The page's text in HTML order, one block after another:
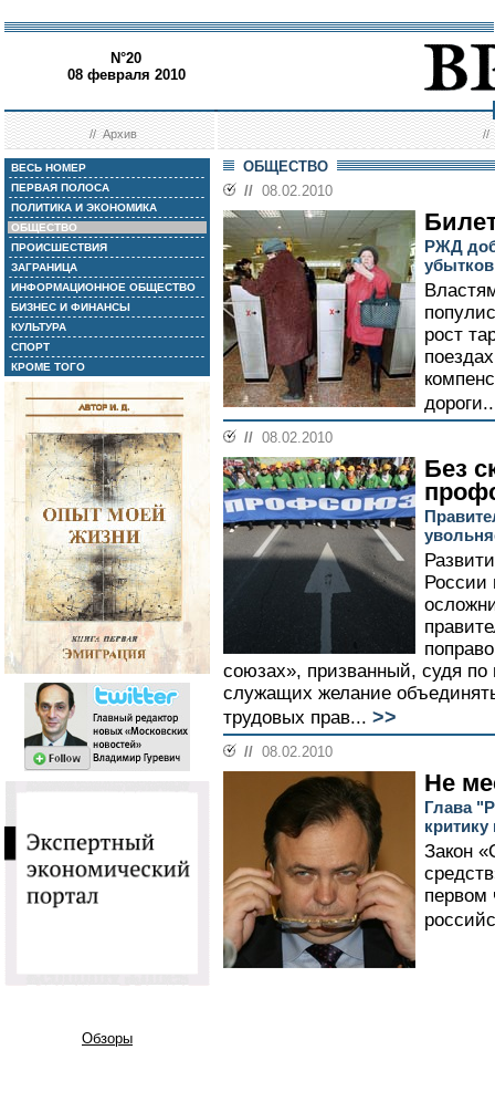
N°20
08 февраля 2010
//Архив //
ВЕСЬ НОМЕР
ПЕРВАЯ ПОЛОСА
ПОЛИТИКА И ЭКОНОМИКА
ОБЩЕСТВО
ПРОИСШЕСТВИЯ
ЗАГРАНИЦА
ИНФОРМАЦИОННОЕ ОБЩЕСТВО
БИЗНЕС И ФИНАНСЫ
КУЛЬТУРА
СПОРТ
КРОМЕ ТОГО
Обзоры
ОБЩЕСТВО
// 08.02.2010
РЖД
рост
// 08.02.2010
Без
России
союзах», призванный, судя по
служащих желание
трудовых прав... >>
// 08.02.2010
Не
Глава
Закон
первом